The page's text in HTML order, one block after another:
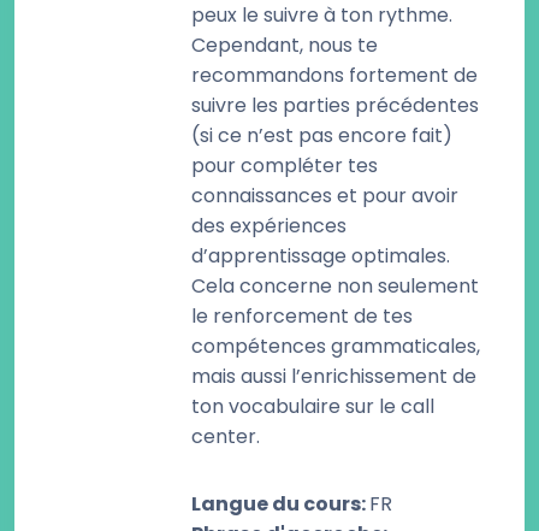
peux le suivre à ton rythme.
Cependant, nous te
recommandons fortement de
suivre les parties précédentes
(si ce n’est pas encore fait)
pour compléter tes
connaissances et pour avoir
des expériences
d’apprentissage optimales.
Cela concerne non seulement
le renforcement de tes
compétences grammaticales,
mais aussi l’enrichissement de
ton vocabulaire sur le call
center.
Langue du cours:FR